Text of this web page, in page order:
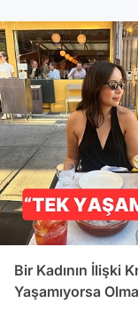
Bir Kadının İlişki
Yaşamıyorsa